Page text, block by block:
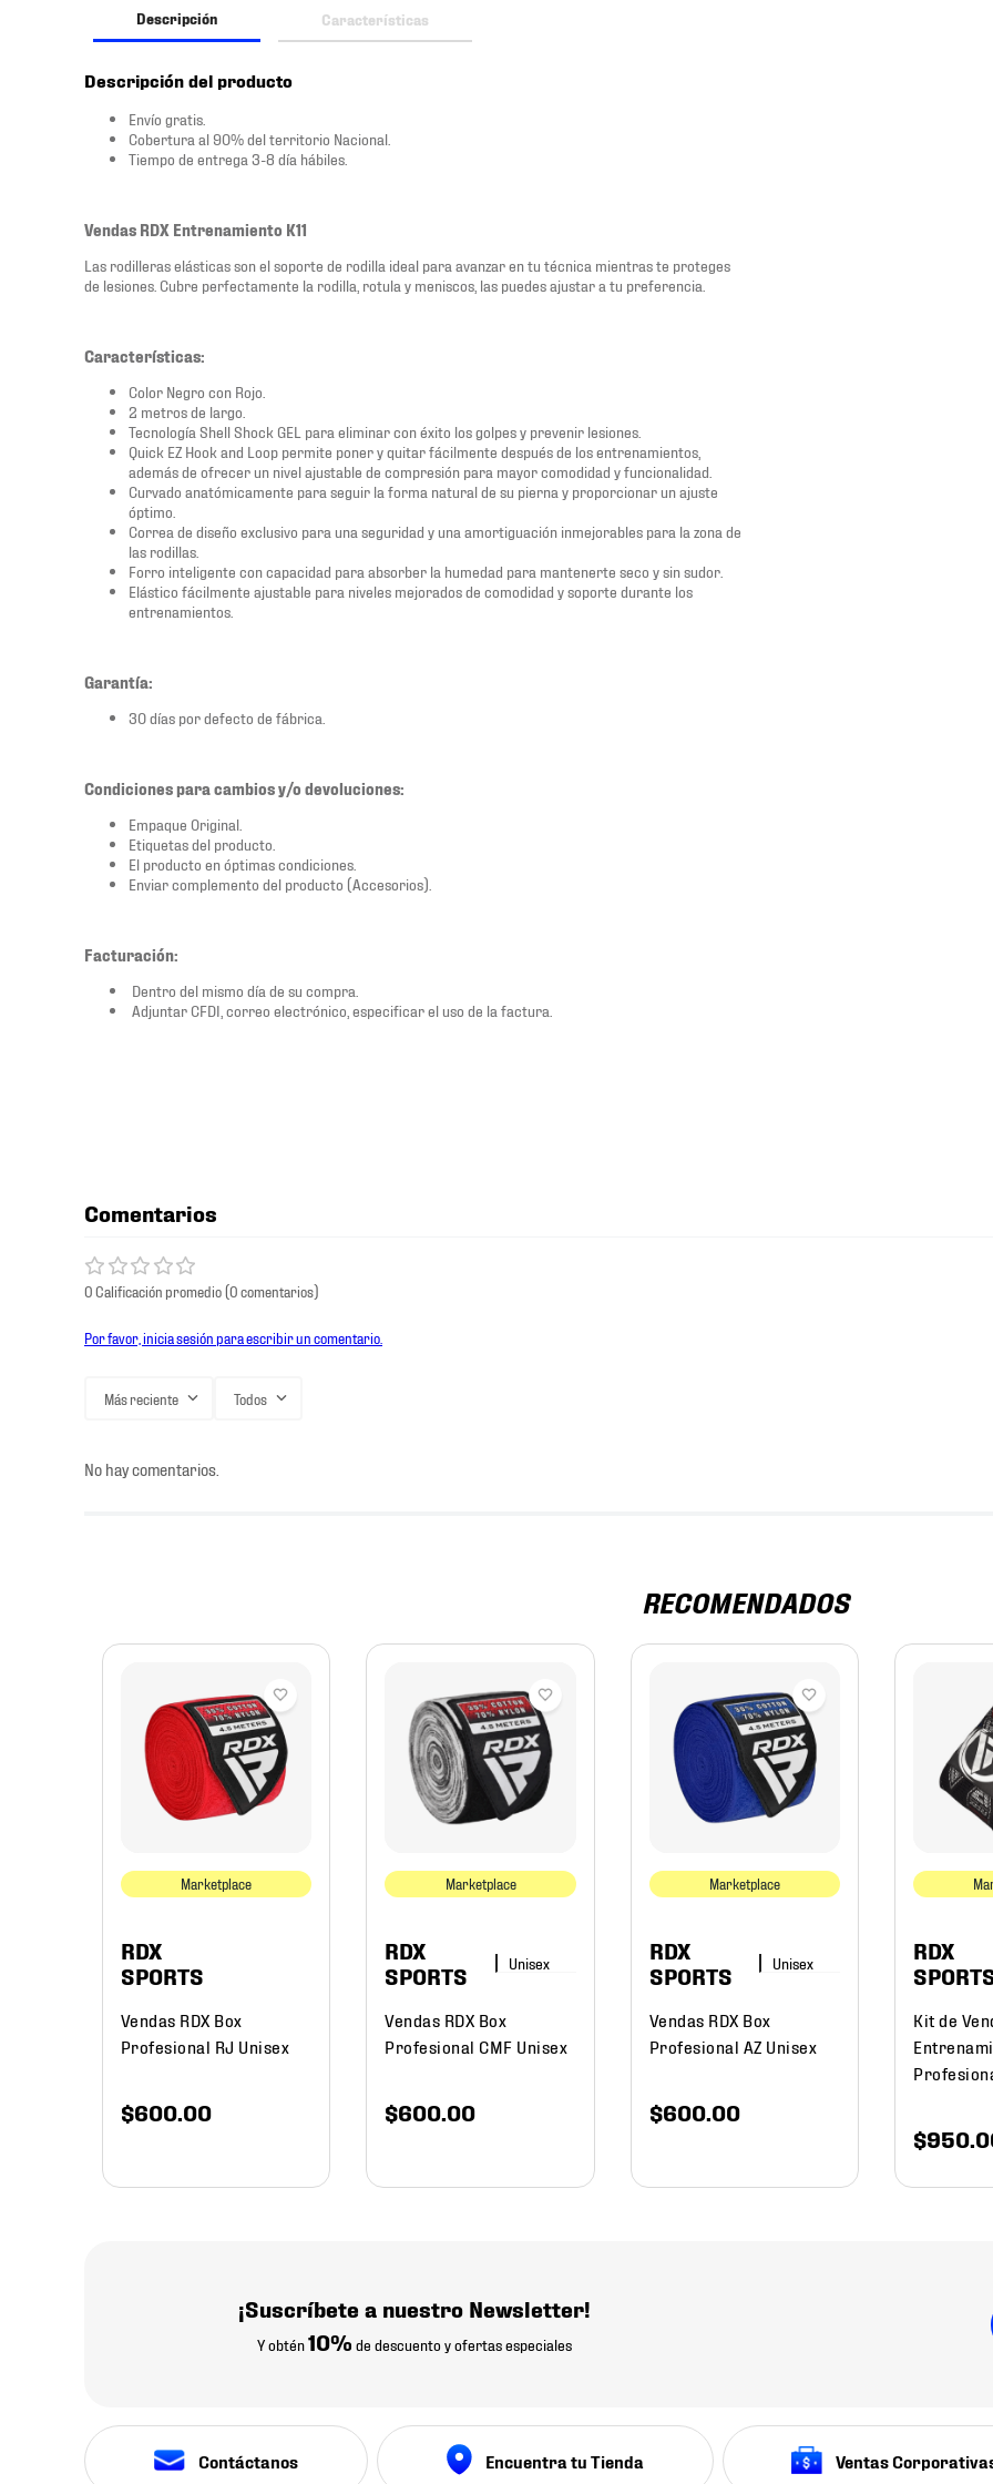
Descripción Características
Descripción del producto
Envío gratis.
Cobertura al 90% del territorio Nacional.
Tiempo de entrega 3-8 día hábiles.
Vendas RDX Entrenamiento K11
Las rodilleras elásticas son el soporte de rodilla ideal para avanzar en tu técnica mientras te proteges
de lesiones. Cubre perfectamente la rodilla, rotula y meniscos, las puedes ajustar a tu preferencia.
Características:
Color Negro con Rojo.
2 metros de largo.
Tecnología Shell Shock GEL para eliminar con éxito los golpes y prevenir lesiones.
Quick EZ Hook and Loop permite poner y quitar fácilmente después de los entrenamientos,
además de ofrecer un nivel ajustable de compresión para mayor comodidad y funcionalidad.
Curvado anatómicamente para seguir la forma natural de su pierna y proporcionar un ajuste
óptimo.
Correa de diseño exclusivo para una seguridad y una amortiguación inmejorables para la zona de
las rodillas.
Forro inteligente con capacidad para absorber la humedad para mantenerte seco y sin sudor.
Elástico fácilmente ajustable para niveles mejorados de comodidad y soporte durante los
entrenamientos.
Garantía:
30 días por defecto de fábrica.
Condiciones para cambios y/o devoluciones:
Empaque Original.
Etiquetas del producto.
El producto en óptimas condiciones.
Enviar complemento del producto (Accesorios).
Facturación:
Dentro del mismo día de su compra.
Adjuntar CFDI, correo electrónico, especificar el uso de la factura.
Comentarios
0 Calificación promedio(0 comentarios)
Por favor, inicia sesión para escribir un comentario.
Más reciente Todos
No hay comentarios.
RECOMENDADOS
Marketplace
RDX
SPORTS
Vendas RDX Box
Profesional RJ Unisex
$600.00
Marketplace
RDX
SPORTS
Vendas RDX Box
Profesional CMF Unisex
$600.00
Marketplace
RDX
SPORTS
Vendas RDX Box
Profesional AZ Unisex
$600.00
RDX
Kit de
$950.
¡Suscríbete a nuestro Newsletter!
Y obtén10% de descuento y ofertas especiales
Contáctanos Encuentra tu Tienda Ventas